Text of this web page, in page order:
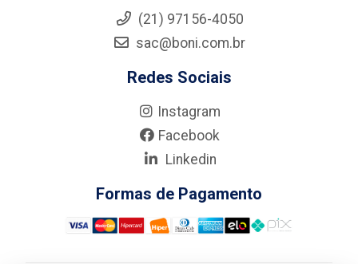
(21) 97156-4050
sac@boni.com.br
Redes Sociais
Instagram
Facebook
Linkedin
Formas de Pagamento